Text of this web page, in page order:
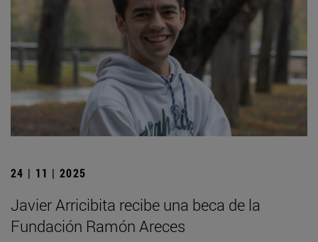
24 | 11 | 2025
Javier Arricibita recibe una beca de la
Fundación Ramón Areces